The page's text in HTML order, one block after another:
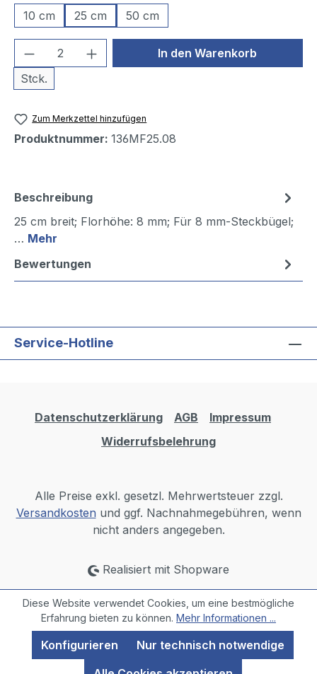
10 cm
25 cm 50 cm
Produkt Anzahl: Gib den
Stck.
In den Warenkorb
Zum Merkzettel hinzufügen
Produktnummer: 136MF25.08
Beschreibung
25 cm breit; Florhöhe: 8 mm; Für 8 mm-Steckbügel;
… Mehr
Bewertungen
Service-Hotline
Datenschutzerklärung AGB
Impressum
Widerrufsbelehrung
Alle Preise exkl. gesetzl. Mehrwertsteuer zzgl.
Versandkosten und ggf. Nachnahmegebühren, wenn
nicht anders angegeben.
Realisiert mit Shopware
Diese Website verwendet Cookies, um eine bestmögliche
Erfahrung bieten zu können. Mehr Informationen ...
Nur technisch notwendige
Konfigurieren